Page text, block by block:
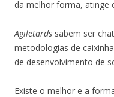
da melhor forma, atinge
Agiletards sabem ser
metodologias de
de desenvolvimento de
Existe o melhor e a